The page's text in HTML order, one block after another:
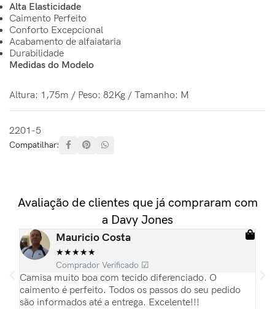
Alta Elasticidade
Caimento Perfeito
Conforto Excepcional
Acabamento de alfaiataria
Durabilidade
Medidas do Modelo
Altura: 1,75m / Peso: 82Kg / Tamanho: M
2201-5
Compatilhar:
Avaliação de clientes que já compraram com
a Davy Jones
Mauricio Costa
★★★★★
Comprador Verificado ☑
Camisa muito boa com tecido diferenciado. O
caimento é perfeito. Todos os passos do seu pedido
são informados até a entrega. Excelente!!!